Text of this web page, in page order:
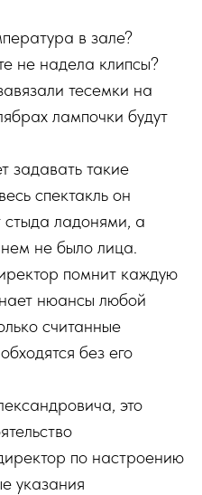
в зале?
не надела клипсы?
тесемки на
лампочки будут
задавать такие
спектакль он
стыда ладонями, а
не было лица.
помнит каждую
нюансы любой
считанные
без его
это
по настроению
указания